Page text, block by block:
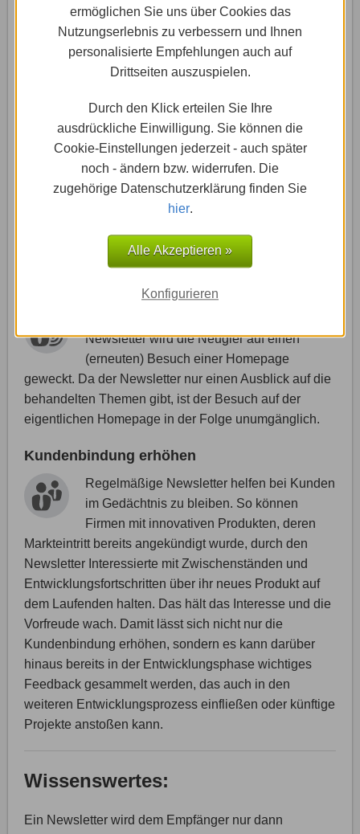
ermöglichen Sie uns über Cookies das
Nutzungserlebnis zu verbessern und Ihnen
personalisierte Empfehlungen auch auf
Drittseiten auszuspielen.
Durch den Klick erteilen Sie Ihre
ausdrückliche Einwilligung. Sie können die
Cookie-Einstellungen jederzeit - auch später
noch - ändern bzw. widerrufen. Die
zugehörige Datenschutzerklärung finden Sie
hier.
Alle Akzeptieren »
Konfigurieren
Vorteile einer Homepage mit New
sletter-Funktion
geeignet. Wer eine relativ „statische“ Homepage
betreibt, und auch sonst nur wenige relevante
Neuigkeiten zu verkünden hat, kann auf diese
Funktion auch verzichten. Für Branchen mit
innovativen Produkten oder unregelmäßigen
Veranstaltungen sowie Online Shops ist ein
Besucher generieren
Newsletter wird die Neugier auf einen
(erneuten) Besuch einer Homepage
geweckt. Da der Newsletter nur einen Ausblick auf die
behandelten Themen gibt, ist der Besuch auf der
eigentlichen Homepage in der Folge unumgänglich.
Kundenbindung erhöhen
Regelmäßige Newsletter helfen bei Kunden
im Gedächtnis zu bleiben. So können
Firmen mit innovativen Produkten, deren
Markteintritt bereits angekündigt wurde, durch den
Newsletter Interessierte mit Zwischenständen und
Entwicklungsfortschritten über ihr neues Produkt auf
dem Laufenden halten. Das hält das Interesse und die
Vorfreude wach. Damit lässt sich nicht nur die
Kundenbindung erhöhen, sondern es kann darüber
hinaus bereits in der Entwicklungsphase wichtiges
Feedback gesammelt werden, das auch in den
weiteren Entwicklungsprozess einfließen oder künftige
Projekte anstoßen kann.
Wissenswertes:
Ein Newsletter wird dem Empfänger nur dann